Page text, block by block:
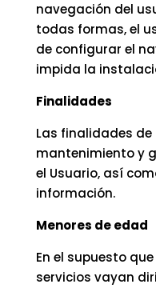
navegación del
todas formas, el
de configurar el
impida la
Finalidades
Las finalidades de
mantenimiento y
el Usuario, así
información.
Menores de edad
En el supuesto
servicios vayan